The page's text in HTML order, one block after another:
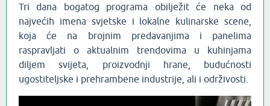
Tri dana bogatog programa obilježit će neka od
najvećih imena svjetske i lokalne kulinarske scene,
koja će na brojnim predavanjima i panelima
raspravljati o aktualnim trendovima u kuhinjama
diljem svijeta, proizvodnji hrane, budućnosti
ugostiteljske i prehrambene industrije, ali i održivosti.